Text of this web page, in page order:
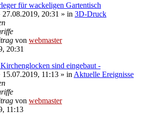
für wackeligen Gartentisch
20:31 » in 3D-Druck
von webmaster
20:31
sind eingebaut -
11:13 » in Aktuelle Ereignisse
von webmaster
11:13